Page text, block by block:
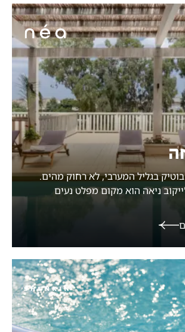
בגליל המערבי, לא רחוק מהים.
ניאה הוא מקום מפלט נעים
מחוממת הפועלת כל השנה, בריכת
סאונה וחדרי טיפולים